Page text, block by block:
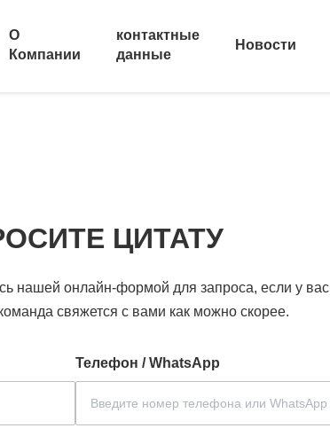
О
Компании
контактные
данные
Новости
ЦИТАТУ
нашей онлайн-формой для запроса, если у вас
свяжется с вами как можно скорее.
Телефон / WhatsApp